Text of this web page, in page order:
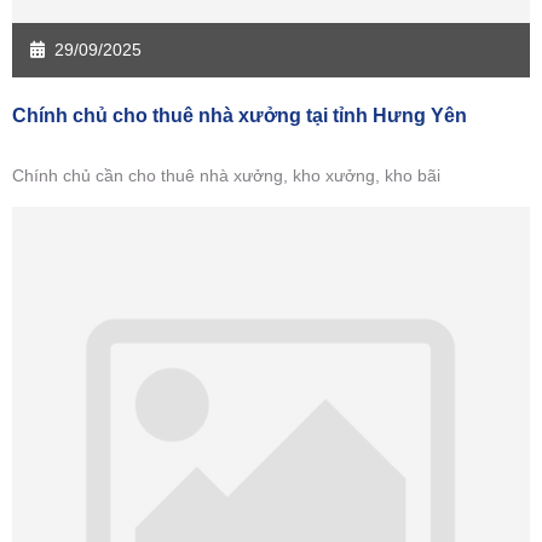
29/09/2025
Chính chủ cho thuê nhà xưởng tại tỉnh Hưng Yên
Chính chủ cần cho thuê nhà xưởng, kho xưởng, kho bãi